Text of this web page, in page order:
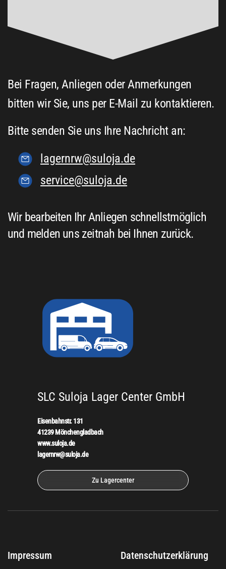
Bei Fragen, Anliegen oder Anmerkungen
bitten wir Sie, uns per E-Mail zu kontaktieren.
Bitte senden Sie uns Ihre Nachricht an:
lagernrw@suloja.de
service@suloja.de
Wir bearbeiten Ihr Anliegen schnellstmöglich
und melden uns zeitnah bei Ihnen zurück.
SLC Suloja Lager Center GmbH
Eisenbahnstr. 131
41239 Mönchengladbach
www.suloja.de
lagernrw@suloja.de
Zu Lagercenter
Impressum Datenschutzerklärung